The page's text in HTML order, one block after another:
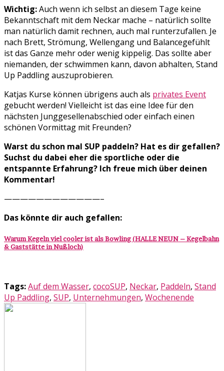
Wichtig:Auch wenn ich selbst an diesem Tage keine
Bekanntschaft mit dem Neckar mache – natürlich sollte
man natürlich damit rechnen, auch mal runterzufallen. Je
nach Brett, Strömung, Wellengang und Balancegefühlt
ist das Ganze mehr oder wenig kippelig. Das sollte aber
niemanden, der schwimmen kann, davon abhalten, Stand
Up Paddling auszuprobieren.
Katjas Kurse können übrigens auch als privates Event
gebucht werden! Vielleicht ist das eine Idee für den
nächsten Junggesellenabschied oder einfach einen
schönen Vormittag mit Freunden?
Warst du schon mal SUP paddeln? Hat es dir gefallen?
Suchst du dabei eher die sportliche oder die
entspannte Erfahrung? Ich freue mich über deinen
Kommentar!
————————————–
Das könnte dir auch gefallen:
Warum Kegeln viel cooler ist als Bowling (HALLE NEUN – Kegelbahn
& Gaststätte in Nußloch)
Tags:Auf dem Wasser, cocoSUP, Neckar, Paddeln, Stand
Up Paddling, SUP, Unternehmungen, Wochenende